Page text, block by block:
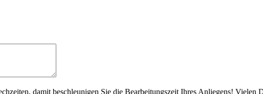
damit beschleunigen Sie die Bearbeitungszeit Ihres Anliegens! Vielen